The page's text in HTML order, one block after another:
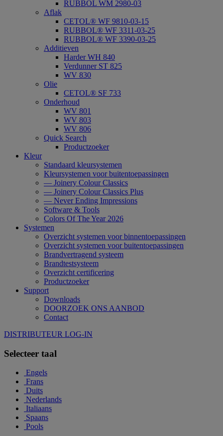
RUBBOL WM 2980-03
Aflak
CETOL® WF 9810-03-15
RUBBOL® WF 3311-03-25
RUBBOL® WF 3390-03-25
Additieven
Harder WH 840
Verdunner ST 825
WV 830
Olie
CETOL® SF 733
Onderhoud
WV 801
WV 803
WV 806
Quick Search
Productzoeker
Kleur
Standaard kleursystemen
Kleursystemen voor buitentoepassingen
— Joinery Colour Classics
— Joinery Colour Classics Plus
— Never Ending Impressions
Software & Tools
Colors Of The Year 2026
Systemen
Overzicht systemen voor binnentoepassingen
Overzicht systemen voor buitentoepassingen
Brandvertragend systeem
Brandtestsysteem
Overzicht certificering
Productzoeker
Support
Downloads
DOORZOEK ONS AANBOD
Contact
DISTRIBUTEUR LOG-IN
Selecteer taal
Engels
Frans
Duits
Nederlands
Italiaans
Spaans
Pools